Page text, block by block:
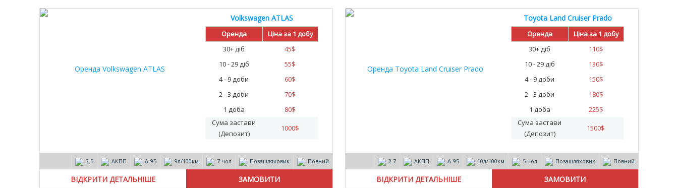
Volkswagen ATLAS
Оренда
Ціна за 1 добу
30+ діб
45$
10 - 29 діб
55$
4 - 9 доби
60$
2 - 3 доби
70$
1 доба
80$
Сума застави
(Депозит)
1000$
3.5 АКПП А-95 9л/100км 7 чол Позашляховик Повний
ВІДКРИТИ ДЕТАЛЬНІШЕ
Toyota Land Cruiser Prado
Оренда
Ціна за 1 добу
30+ діб
110$
10 - 29 діб
130$
4 - 9 доби
150$
2 - 3 доби
180$
1 доба
225$
Сума застави
(Депозит)
1500$
2.7 АКПП А-95 10л/100км 5 чол Позашляховик Повний
ВІДКРИТИ ДЕТАЛЬНІШЕ